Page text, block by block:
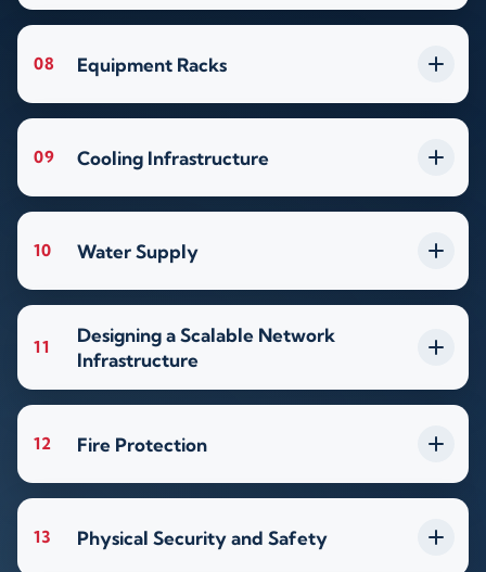
08 Equipment Racks
09 Cooling Infrastructure
10 Water Supply
11
Designing a Scalable Network
Infrastructure
12 Fire Protection
13 Physical Security and Safety